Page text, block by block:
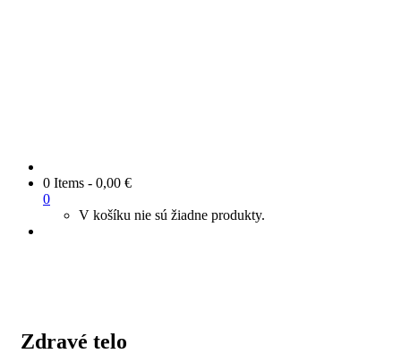
0 Items - 0,00 €
0
V košíku nie sú žiadne produkty.
Zdravé telo